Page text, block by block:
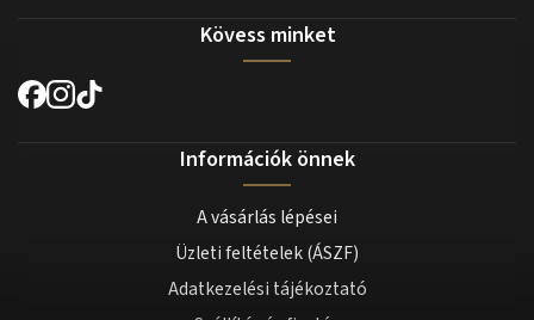
Kövess minket
Információk önnek
A vásárlás lépései
Üzleti feltételek (ÁSZF)
Adatkezelési tájékoztató